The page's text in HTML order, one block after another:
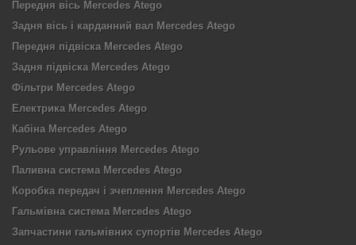
Передня вісь Mercedes Atego
Задня вісь і карданний вал Mercedes Atego
Передня підвіска Mercedes Atego
Задня підвіска Mercedes Atego
Фільтри Mercedes Atego
Електрика Mercedes Atego
Кабіна Mercedes Atego
Рульове управління Mercedes Atego
Паливна система Mercedes Atego
Коробка передач і зчеплення Mercedes Atego
Гальмівна система Mercedes Atego
Запчастини гальмівних супортів Mercedes Atego